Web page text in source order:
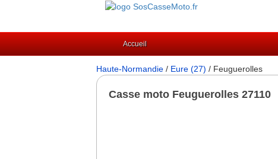
Accueil
Haute-Normandie / Eure (27) / Feuguerolles
Casse moto Feuguerolles 27110